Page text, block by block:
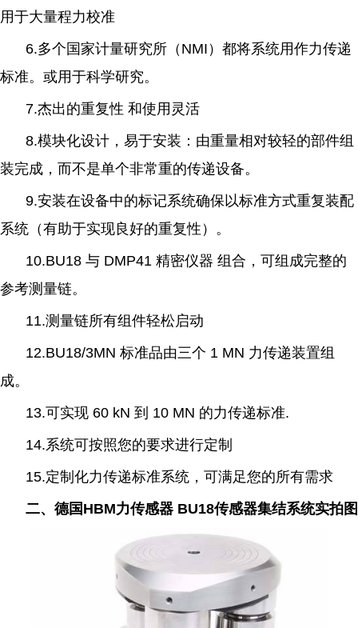
用于大量程力校准
6.多个国家计量研究所（NMI）都将系统用作力传递
标准。或用于科学研究。
7.杰出的重复性 和使用灵活
8.模块化设计，易于安装：由重量相对较轻的部件组
装完成，而不是单个非常重的传递设备。
9.安装在设备中的标记系统确保以标准方式重复装配
系统（有助于实现良好的重复性）。
10.BU18 与 DMP41 精密仪器 组合，可组成完整的
参考测量链。
11.测量链所有组件轻松启动
12.BU18/3MN 标准品由三个 1 MN 力传递装置组
成。
13.可实现 60 kN 到 10 MN 的力传递标准.
14.系统可按照您的要求进行定制
15.定制化力传递标准系统，可满足您的所有需求
二、德国HBM力传感器 BU18传感器集结系统实拍图